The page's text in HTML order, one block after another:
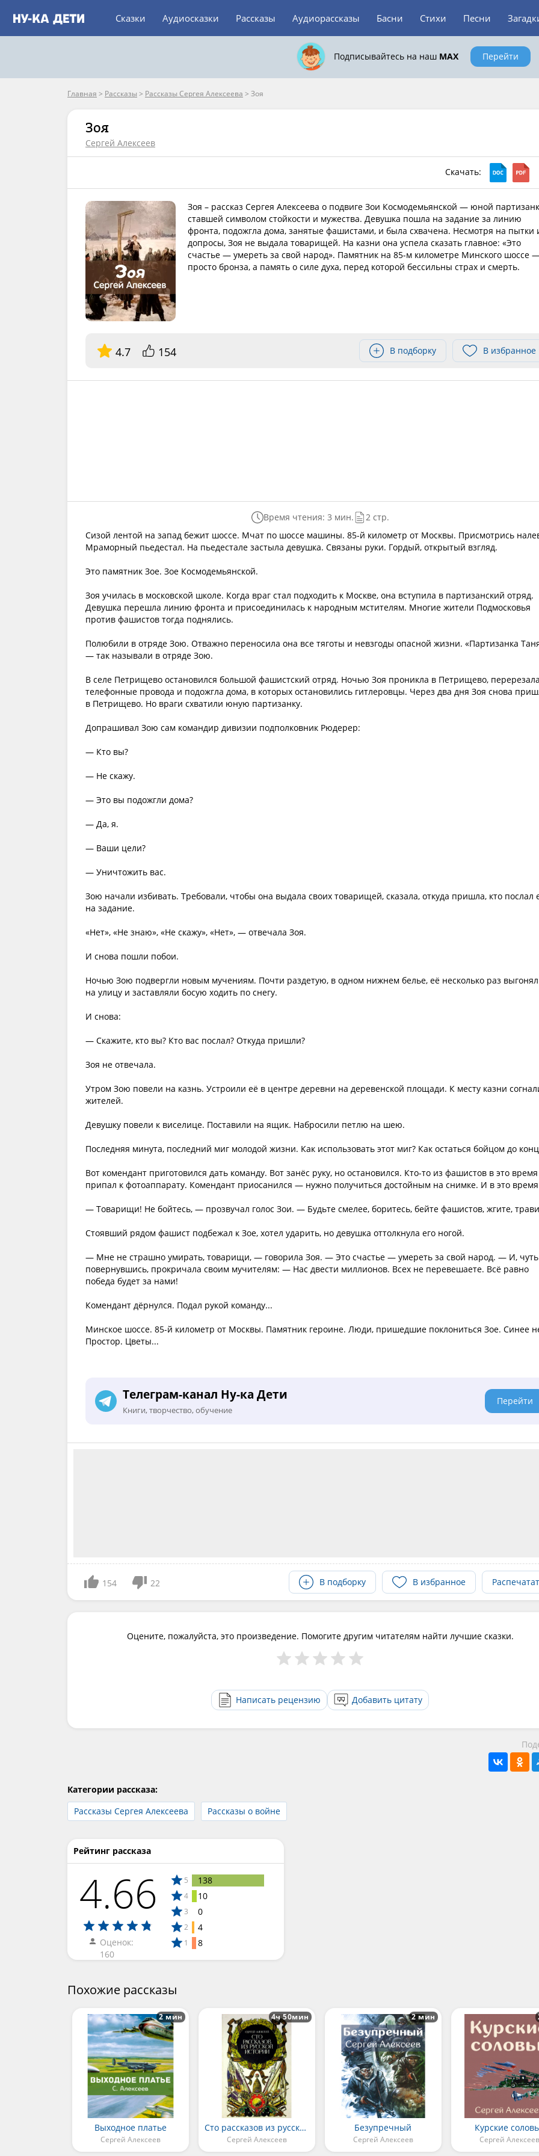
Сказки Аудиосказки Рассказы Аудиорассказы Басни Стихи Песни
Подписывайтесь на наш MAX Перейти
Главная > Рассказы > Рассказы Сергея Алексеева > Зоя
Зоя
Сергей Алексеев
Скачать:
Зоя – рассказ Сергея Алексеева о подвиге Зои Космодемьянской — юной
ставшей символом стойкости и мужества. Девушка пошла на задание за линию
фронта, подожгла дома, занятые фашистами, и была схвачена. Несмотря на пытки
допросы, Зоя не выдала товарищей. На казни она успела сказать главное: «Это
счастье — умереть за свой народ». Памятник на 85-м километре Минского шоссе
просто бронза, а память о силе духа, перед которой бессильны страх и смерть.
4.7 154 В подборку В избранное
Время чтения: 3 мин.
2 стр.
Сизой лентой на запад бежит шоссе. Мчат по шоссе машины. 85-й километр от Москвы. Присмотрись
Мраморный пьедестал. На пьедестале застыла девушка. Связаны руки. Гордый, открытый взгляд.
Это памятник Зое. Зое Космодемьянской.
Зоя училась в московской школе. Когда враг стал подходить к Москве, она вступила в партизанский отряд.
Девушка перешла линию фронта и присоединилась к народным мстителям. Многие жители Подмосковья
против фашистов тогда поднялись.
Полюбили в отряде Зою. Отважно переносила она все тяготы и невзгоды опасной жизни. «Партизанка
— так называли в отряде Зою.
В селе Петрищево остановился большой фашистский отряд. Ночью Зоя проникла в Петрищево,
телефонные провода и подожгла дома, в которых остановились гитлеровцы. Через два дня Зоя снова
в Петрищево. Но враги схватили юную партизанку.
Допрашивал Зою сам командир дивизии подполковник Рюдерер:
— Кто вы?
— Не скажу.
— Это вы подожгли дома?
— Да, я.
— Ваши цели?
— Уничтожить вас.
Зою начали избивать. Требовали, чтобы она выдала своих товарищей, сказала, откуда пришла, кто послал
на задание.
«Нет», «Не знаю», «Не скажу», «Нет», — отвечала Зоя.
И снова пошли побои.
Ночью Зою подвергли новым мучениям. Почти раздетую, в одном нижнем белье, её несколько раз
на улицу и заставляли босую ходить по снегу.
И снова:
— Скажите, кто вы? Кто вас послал? Откуда пришли?
Зоя не отвечала.
Утром Зою повели на казнь. Устроили её в центре деревни на деревенской площади. К месту казни
жителей.
Девушку повели к виселице. Поставили на ящик. Набросили петлю на шею.
Последняя минута, последний миг молодой жизни. Как использовать этот миг? Как остаться бойцом до
Вот комендант приготовился дать команду. Вот занёс руку, но остановился. Кто-то из фашистов в это время
припал к фотоаппарату. Комендант приосанился — нужно получиться достойным на снимке. И в это
— Товарищи! Не бойтесь, — прозвучал голос Зои. — Будьте смелее, боритесь, бейте фашистов, жгите,
Стоявший рядом фашист подбежал к Зое, хотел ударить, но девушка оттолкнула его ногой.
— Мне не страшно умирать, товарищи, — говорила Зоя. — Это счастье — умереть за свой народ. — И, чуть
повернувшись, прокричала своим мучителям: — Нас двести миллионов. Всех не перевешаете. Всё равно
победа будет за нами!
Комендант дёрнулся. Подал рукой команду...
Минское шоссе. 85-й километр от Москвы. Памятник героине. Люди, пришедшие поклониться Зое. Синее
Простор. Цветы...
Телеграм-канал Ну-ка Дети
Книги, творчество, обучение
Перейти
154 22 В подборку В избранное
Оцените, пожалуйста, это произведение. Помогите другим читателям найти лучшие сказки.
Написать рецензию Добавить цитату
Категории рассказа:
Рассказы Сергея Алексеева
Рассказы о войне
Рейтинг рассказа
4.66
Оценок:
160
5 138
4 10
3 0
2 4
1 8
Похожие рассказы
Выходное платье
Сергей Алексеев
2 мин
Сто рассказов из русской истории
Сергей Алексеев
4ч 50мин
Безупречный
Сергей Алексеев
2 мин
Курские
Сергей Алексеев